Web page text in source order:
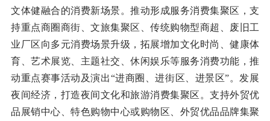
文体健融合的消费新场景。推动形成服务消费集聚区，支
持重点商圈商街、文旅集聚区、传统购物型商超、废旧工
业厂区向多元消费场景升级，拓展增加文化时尚、健康体
育、艺术展览、主题社交、休闲娱乐等服务消费功能，推
动重点赛事活动及演出“进商圈、进街区、进景区”。发展
夜间经济，打造夜间文化和旅游消费集聚区。支持外贸优
品展销中心、特色购物中心或购物区、外贸优品品牌集聚